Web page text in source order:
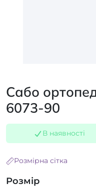
Сабо
6073-90
В наявності
Розмірна сітка
Розмір